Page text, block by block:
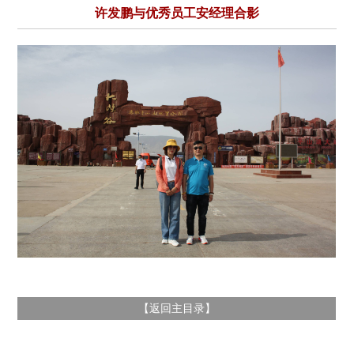
许发鹏与优秀员工安经理合影
【 返回主目录 】